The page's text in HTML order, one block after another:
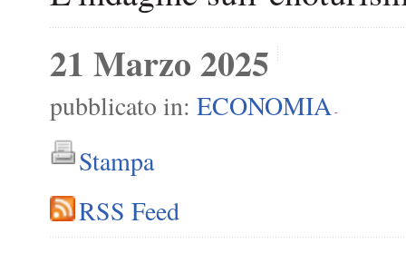
21 Marzo 2025
pubblicato in: ECONOMIA -
Stampa
RSS Feed